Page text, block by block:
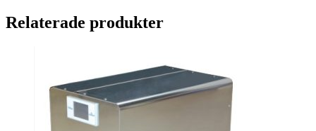
Relaterade produkter